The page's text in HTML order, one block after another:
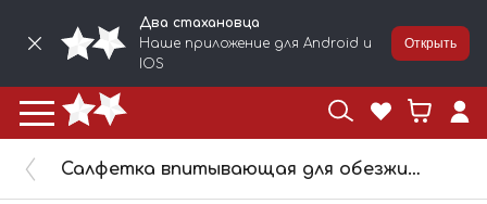
Два стахановца
Наше приложение для Android и
IOS
Открыть
Салфетка впитывающая для обезжиривания 2STN бирюзовая, 76 г/м², 30x38, 400шт/рул. 812214